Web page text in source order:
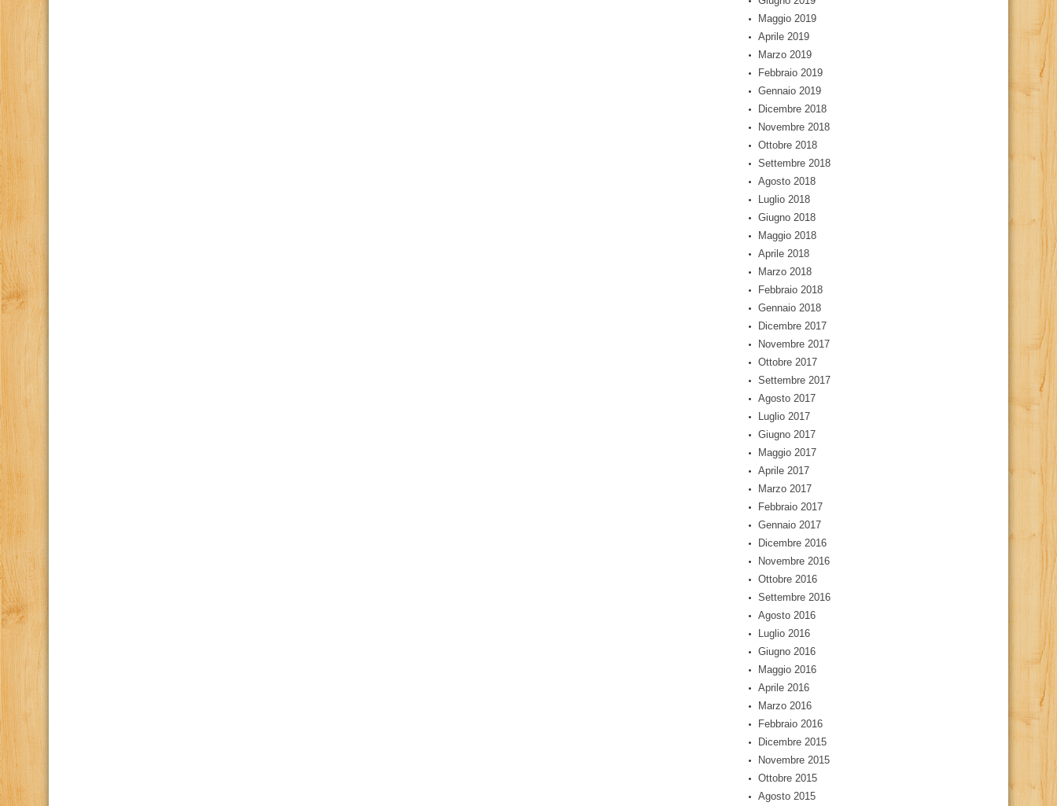
Maggio 2019
Aprile 2019
Marzo 2019
Febbraio 2019
Gennaio 2019
Dicembre 2018
Novembre 2018
Ottobre 2018
Settembre 2018
Agosto 2018
Luglio 2018
Giugno 2018
Maggio 2018
Aprile 2018
Marzo 2018
Febbraio 2018
Gennaio 2018
Dicembre 2017
Novembre 2017
Ottobre 2017
Settembre 2017
Agosto 2017
Luglio 2017
Giugno 2017
Maggio 2017
Aprile 2017
Marzo 2017
Febbraio 2017
Gennaio 2017
Dicembre 2016
Novembre 2016
Ottobre 2016
Settembre 2016
Agosto 2016
Luglio 2016
Giugno 2016
Maggio 2016
Aprile 2016
Marzo 2016
Febbraio 2016
Dicembre 2015
Novembre 2015
Ottobre 2015
Agosto 2015